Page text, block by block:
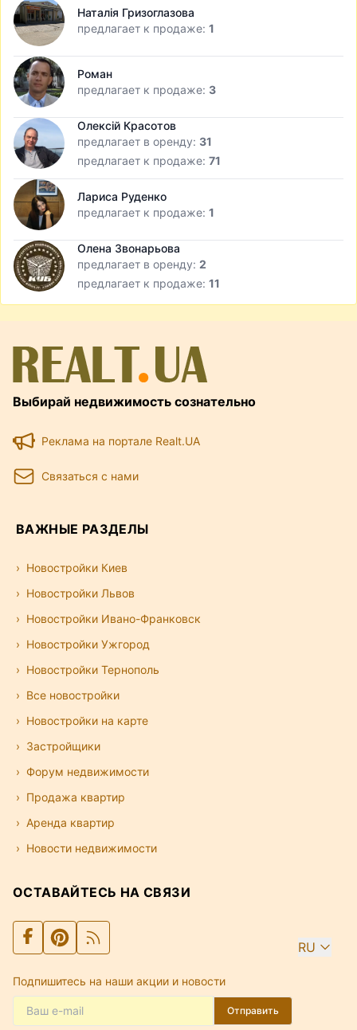
Наталія Гризоглазова
предлагает к продаже: 1
Роман
предлагает к продаже: 3
Олексій Красотов
предлагает в оренду: 31
предлагает к продаже: 71
Лариса Руденко
предлагает к продаже: 1
Олена Звонарьова
предлагает в оренду: 2
предлагает к продаже: 11
Выбирай недвижимость сознательно
Реклама на портале Realt.UA
Связаться с нами
ВАЖНЫЕ РАЗДЕЛЫ
Новостройки Киев
Новостройки Львов
Новостройки Ивано-Франковск
Новостройки Ужгород
Новостройки Тернополь
Все новостройки
Новостройки на карте
Застройщики
Форум недвижимости
Продажа квартир
Аренда квартир
Новости недвижимости
ОСТАВАЙТЕСЬ НА СВЯЗИ
RU
Подпишитесь на наши акции и новости
Отправить